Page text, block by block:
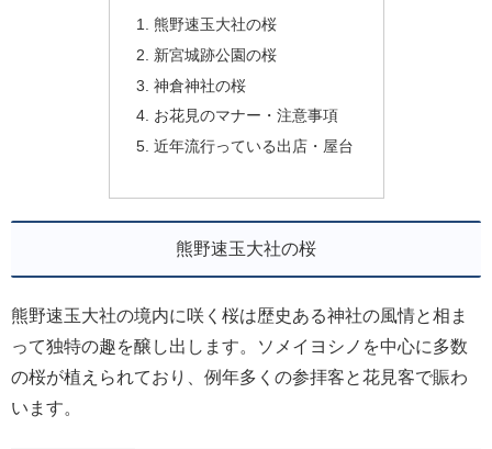
熊野速玉大社の桜
新宮城跡公園の桜
神倉神社の桜
お花見のマナー・注意事項
近年流行っている出店・屋台
熊野速玉大社の桜
熊野速玉大社の境内に咲く桜は歴史ある神社の風情と相ま
って独特の趣を醸し出します。ソメイヨシノを中心に多数
の桜が植えられており、例年多くの参拝客と花見客で賑わ
います。